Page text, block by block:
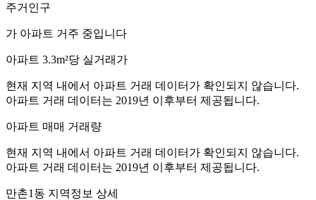
주거인구
가 아파트 거주 중입니다
아파트 3.3m²당 실거래가
현재 지역 내에서 아파트 거래 데이터가 확인되지 않습니다.
아파트 거래 데이터는 2019년 이후부터 제공됩니다.
아파트 매매 거래량
현재 지역 내에서 아파트 거래 데이터가 확인되지 않습니다.
아파트 거래 데이터는 2019년 이후부터 제공됩니다.
만촌1동 지역정보 상세